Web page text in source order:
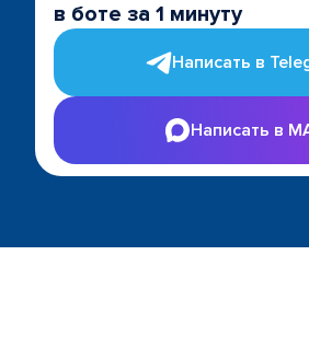
в боте за 1 минуту
Написать в
Написать в